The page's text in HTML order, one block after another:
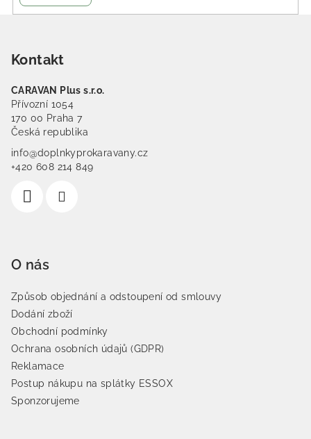
Kontakt
CARAVAN Plus s.r.o.
Přívozní 1054
170 00 Praha 7
Česká republika
info@doplnkyprokaravany.cz
+420 608 214 849
O nás
Způsob objednání a odstoupení od smlouvy
Dodání zboží
Obchodní podmínky
Ochrana osobních údajů (GDPR)
Reklamace
Postup nákupu na splátky ESSOX
Sponzorujeme